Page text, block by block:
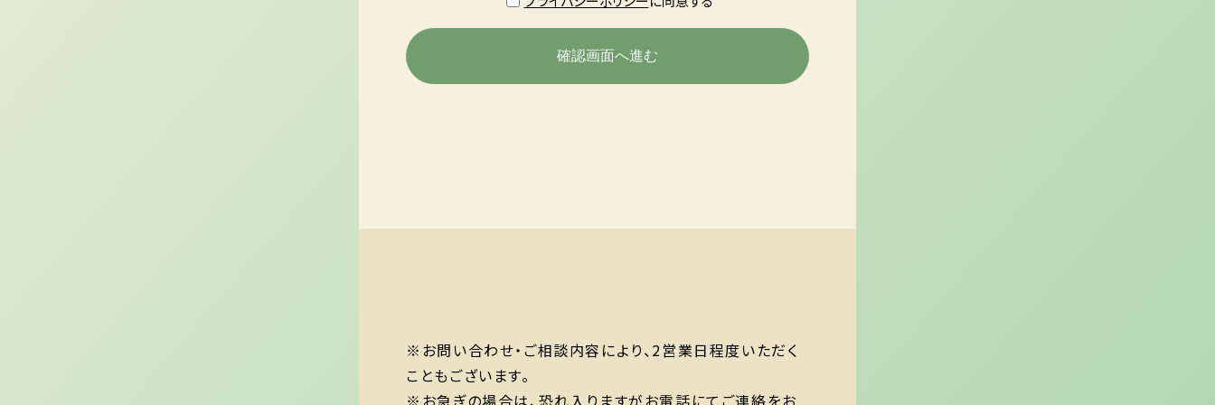
※お問い合わせ・ご相談内容により、2営業日程度いただく
こともございます。
※お急ぎの場合は、恐れ入りますがお電話にてご連絡をお